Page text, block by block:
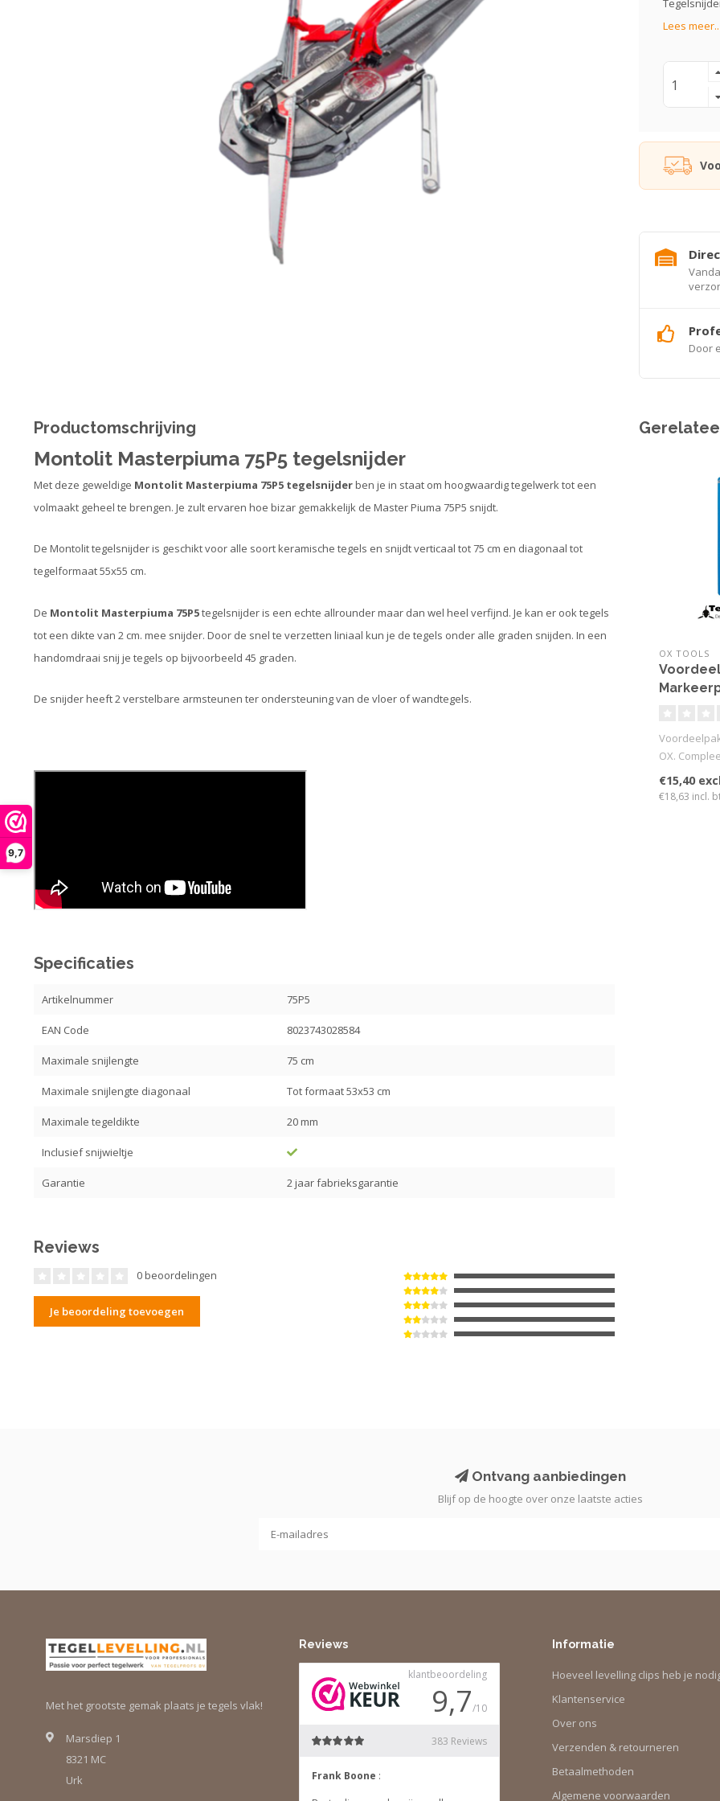
9,7
Lees meer..
Door
Productomschrijving
Montolit Masterpiuma 75P5 tegelsnijder
Met deze geweldige Montolit Masterpiuma 75P5 tegelsnijderben je in staat om hoogwaardig tegelwerk tot een
volmaakt geheel te brengen. Je zult ervaren hoe bizar gemakkelijk de Master Piuma 75P5 snijdt.
De Montolit tegelsnijder is geschikt voor alle soort keramische tegels en snijdt verticaal tot 75 cm en diagonaal tot
tegelformaat 55x55 cm.
De Montolit Masterpiuma 75P5tegelsnijder is een echte allrounder maar dan wel heel verfijnd. Je kan er ook tegels
tot een dikte van 2 cm. mee snijder. Door de snel te verzetten liniaal kun je de tegels onder alle graden snijden. In een
handomdraai snij je tegels op bijvoorbeeld 45 graden.
De snijder heeft 2 verstelbare armsteunen ter ondersteuning van de vloer of wandtegels.
Specificaties
Artikelnummer 75P5
EAN Code 8023743028584
Maximale snijlengte 75 cm
Maximale snijlengte diagonaal Tot formaat 53x53 cm
Maximale tegeldikte 20 mm
Inclusief snijwieltje
Garantie 2 jaar fabrieksgarantie
Reviews
0 beoordelingen
Je beoordeling toevoegen
OX TOOLS
OX.
kleuren
€15,40
€18,63 incl.
Ontvang aanbiedingen
Blijf op de hoogte over onze laatste acties
Met het grootste gemak plaats je tegels vlak!
Marsdiep 1
8321 MC
Urk
Reviews Informatie
Hoeveel levelling clips heb je
Klantenservice
Over ons
Verzenden & retourneren
Betaalmethoden
Algemene voorwaarden